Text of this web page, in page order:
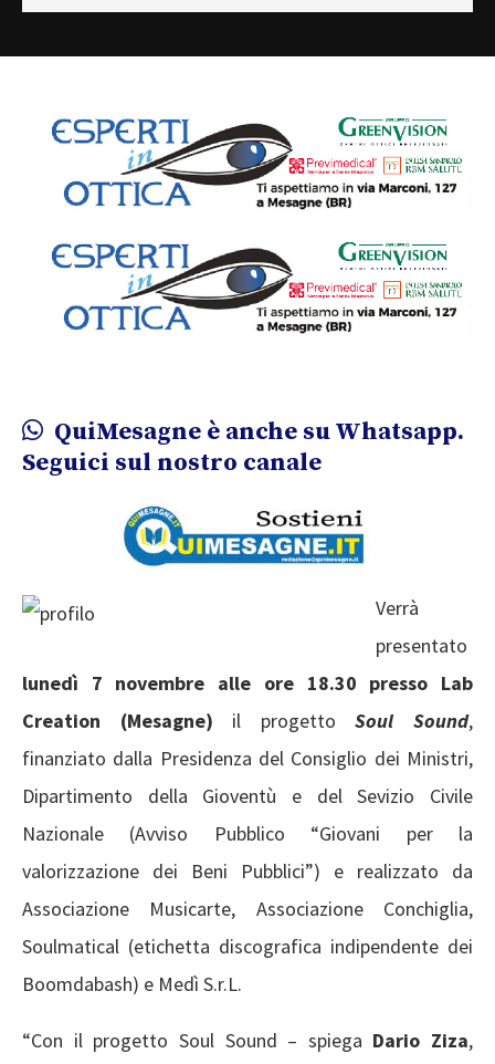
QuiMesagne è anche su Whatsapp.
Seguici sul nostro canale
Verrà
presentato
lunedì 7 novembre alle ore 18.30 presso Lab
Creation (Mesagne) il progettoSoul Sound,
finanziato dalla Presidenza del Consiglio dei Ministri,
Dipartimento della Gioventù e del Sevizio Civile
Nazionale (Avviso Pubblico “Giovani per la
valorizzazione dei Beni Pubblici”) e realizzato da
Associazione Musicarte, Associazione Conchiglia,
Soulmatical (etichetta discografica indipendente dei
Boomdabash) e Medì S.r.L.
“Con il progetto Soul Sound – spiega Dario Ziza,